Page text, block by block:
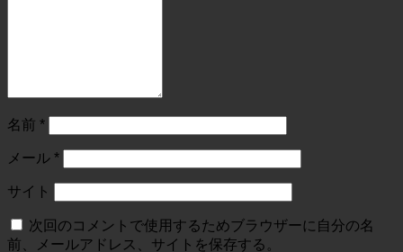
名前 *
メール *
サイト
次回のコメントで使用するためブラウザーに自分の名
前、メールアドレス、サイトを保存する。